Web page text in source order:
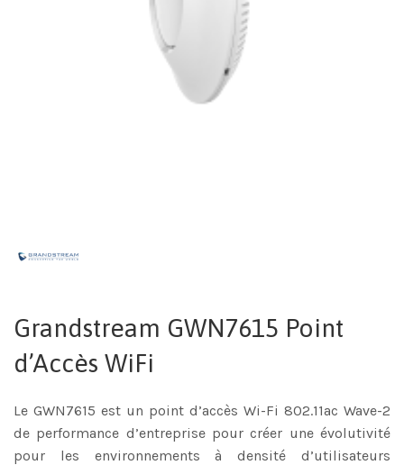
Grandstream GWN7615 Point
d’Accès WiFi
Le GWN7615 est un point d’accès Wi-Fi 802.11ac Wave-2
de performance d’entreprise pour créer une évolutivité
pour les environnements à densité d’utilisateurs